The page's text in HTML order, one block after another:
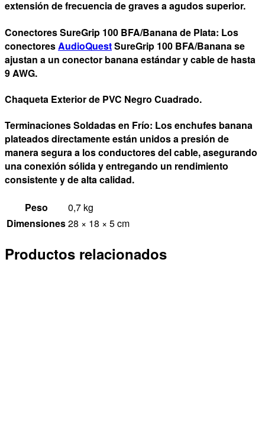
extensión de frecuencia de graves a agudos superior.
Conectores SureGrip 100 BFA/Banana de Plata: Los
conectores AudioQuestSureGrip 100 BFA/Banana se
ajustan a un conector banana estándar y cable de hasta
9 AWG.
Chaqueta Exterior de PVC Negro Cuadrado.
Terminaciones Soldadas en Frío: Los enchufes banana
plateados directamente están unidos a presión de
manera segura a los conductores del cable, asegurando
una conexión sólida y entregando un rendimiento
consistente y de alta calidad.
Peso
0,7 kg
Dimensiones28 × 18 × 5 cm
Productos relacionados